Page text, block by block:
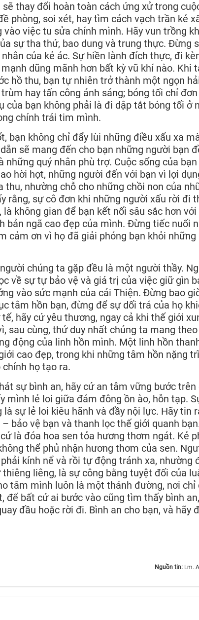
thay đổi hoàn toàn cách ứng xử trong
phòng, soi xét, hay tìm cách vạch trần kẻ
việc tu sửa chính mình. Hãy vun trồng
sự tha thứ, bao dung và trung thực. Đừng
của kẻ ác. Sự hiền lành đích thực, đi
dũng mãnh hơn bất kỳ vũ khí nào. Khi
hồ thu, bạn tự nhiên trở thành một ngọn
hay tấn công ánh sáng; bóng tối chỉ
của bạn không phải là đi dập tắt bóng tối ở
chính trái tim mình.
bạn không chỉ đẩy lùi những điều xấu xa
sẽ mang đến cho bạn những người bạn
quý nhân phù trợ. Cuộc sống của bạn
hời hợt, những người đến với bạn vì lợi
nhường chỗ cho những chồi non của
rằng, sự cô đơn khi những người xấu rời đi
không gian để bạn kết nối sâu sắc hơn với
bản ngã cao đẹp của mình. Đừng tiếc nuối
cảm ơn vì họ đã giải phóng bạn khỏi những
chúng ta gặp đều là một người thầy.
về sự tự bảo vệ và giá trị của việc giữ gìn
vào sức mạnh của cái Thiện. Đừng bao
tâm hồn bạn, đừng để sự dối trá của họ
hãy cứ yêu thương, ngay cả khi thế giới
sau cùng, thứ duy nhất chúng ta mang
động của linh hồn mình. Một linh hồn
cao đẹp, trong khi những tâm hồn nặng
họ tạo ra.
sự bình an, hãy cứ an tâm vững bước trên
lẻ loi giữa đám đông ồn ào, hỗn tạp.
sự lẻ loi kiêu hãnh và đầy nội lực. Hãy tin
bảo vệ bạn và thanh lọc thế giới quanh
là đóa hoa sen tỏa hương thơm ngát. Kẻ
thể phủ nhận hương thơm của sen.
kính nể và rồi tự động tránh xa, nhường
liêng, là sự công bằng tuyệt đối của
tâm mình luôn là một thánh đường, nơi chỉ
bất cứ ai bước vào cũng tìm thấy bình
đầu hoặc rời đi. Bình an cho bạn, và hãy
Nguồn tin: Lm.